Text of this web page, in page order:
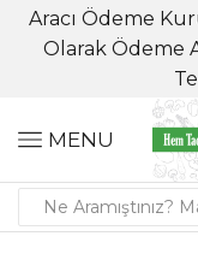
Aracı Ödeme
Olarak Ödeme
MENU